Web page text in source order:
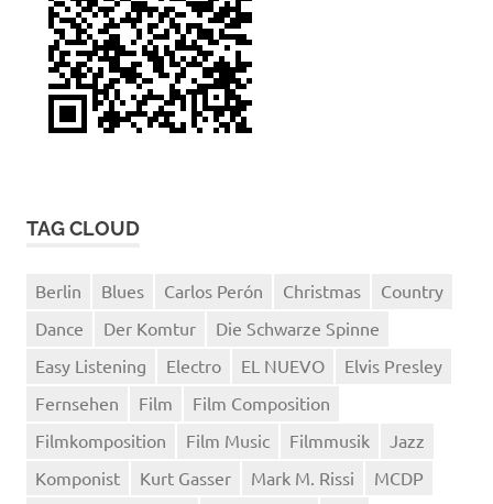
TAG CLOUD
Berlin Blues Carlos Perón Christmas
Country
Dance
Der Komtur
Die Schwarze Spinne
Easy Listening
Electro EL NUEVO
Elvis Presley
Fernsehen
Film
Film Composition
Filmkomposition
Film Music Filmmusik
Jazz
Komponist
Kurt Gasser Mark M. Rissi
MCDP